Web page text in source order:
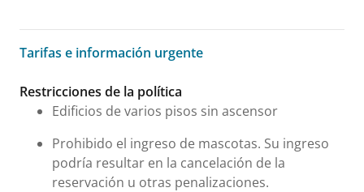
Tarifas e información urgente
Tarifas e información urgente
Restricciones de la política
Edificios de varios pisos sin ascensor
Prohibido el ingreso de mascotas. Su ingreso
podría resultar en la cancelación de la
reservación u otras penalizaciones.